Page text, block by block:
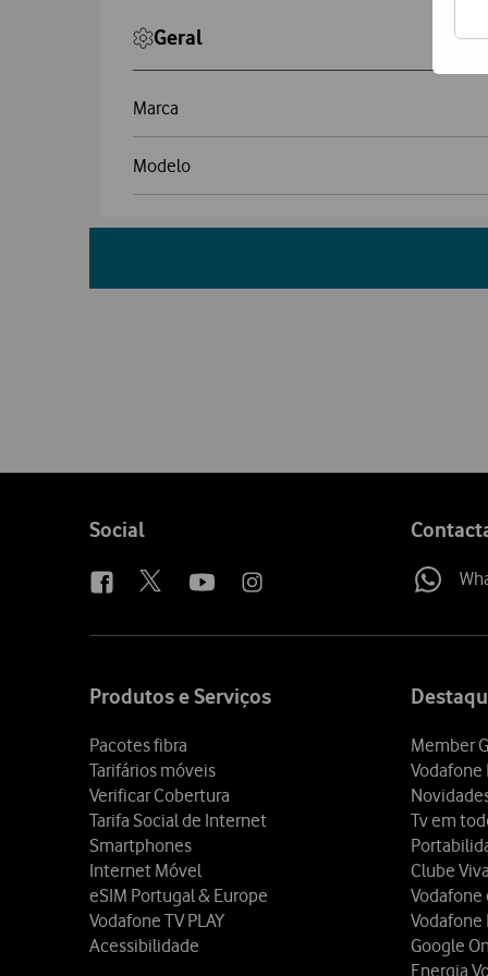
Geral
Marca
Modelo
Follow
Social
Produtos e Serviços
Pacotes fibra
Tarifários móveis
Verificar Cobertura
Tarifa Social de Internet
Smartphones
Internet Móvel
eSIM Portugal & Europe
Vodafone TV PLAY
Acessibilidade
Member
Vodafone
Tv em
Clube Viva
Vodafone
Vodafone
Google
Energia